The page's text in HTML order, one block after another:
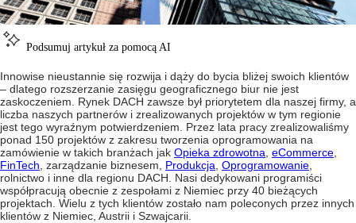
Podsumuj artykuł za pomocą AI
Innowise nieustannie się rozwija i dąży do bycia bliżej swoich klientów
– dlatego rozszerzanie zasięgu geograficznego biur nie jest
zaskoczeniem. Rynek DACH zawsze był priorytetem dla naszej firmy, a
liczba naszych partnerów i zrealizowanych projektów w tym regionie
jest tego wyraźnym potwierdzeniem. Przez lata pracy zrealizowaliśmy
ponad 150 projektów z zakresu tworzenia oprogramowania na
zamówienie w takich branżach jak Opieka zdrowotna eCommerce
FinTech , zarządzanie biznesem, Produkcja Oprogramowanie
rolnictwo i inne dla regionu DACH. Nasi dedykowani programiści
współpracują obecnie z zespołami z Niemiec przy 40 bieżących
projektach. Wielu z tych klientów zostało nam poleconych przez innych
klientów z Niemiec, Austrii i Szwajcarii.